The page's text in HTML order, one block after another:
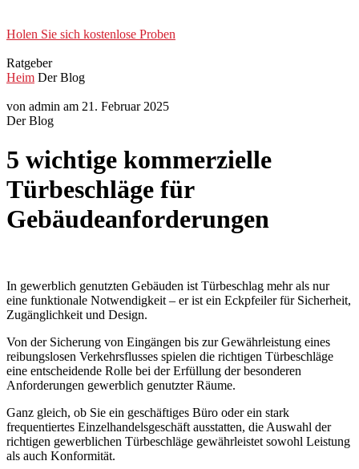
Holen Sie sich kostenlose Proben
Ratgeber
Heim Der Blog
von admin am 21. Februar 2025
Der Blog
5 wichtige kommerzielle
Türbeschläge für
Gebäudeanforderungen
In gewerblich genutzten Gebäuden ist Türbeschlag mehr als nur
eine funktionale Notwendigkeit – er ist ein Eckpfeiler für Sicherheit,
Zugänglichkeit und Design.
Von der Sicherung von Eingängen bis zur Gewährleistung eines
reibungslosen Verkehrsflusses spielen die richtigen Türbeschläge
eine entscheidende Rolle bei der Erfüllung der besonderen
Anforderungen gewerblich genutzter Räume.
Ganz gleich, ob Sie ein geschäftiges Büro oder ein stark
frequentiertes Einzelhandelsgeschäft ausstatten, die Auswahl der
richtigen gewerblichen Türbeschläge gewährleistet sowohl Leistung
als auch Konformität.